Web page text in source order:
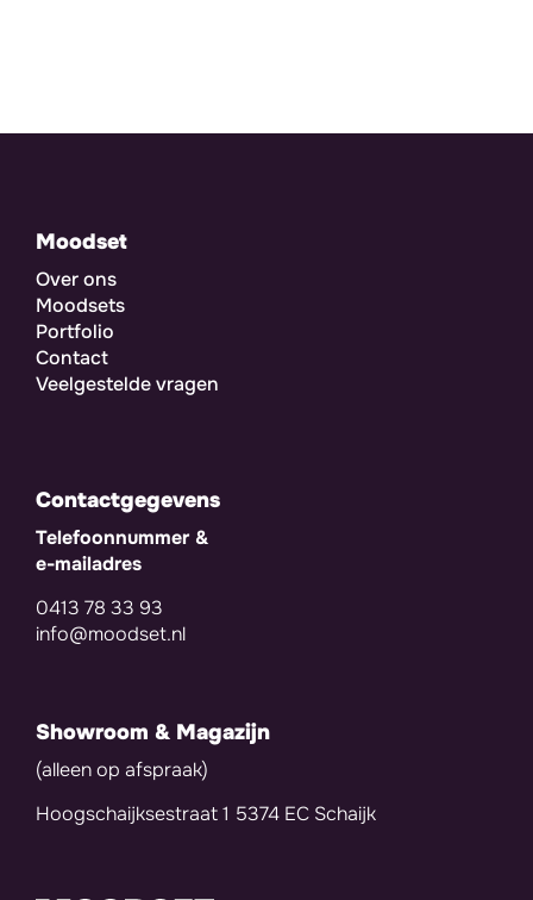
Moodset
Over ons
Moodsets
Portfolio
Contact
Veelgestelde vragen
Contactgegevens
Telefoonnummer &
e-mailadres
0413 78 33 93
info@moodset.nl
Showroom & Magazijn
(alleen op afspraak)
Hoogschaijksestraat 1 5374 EC Schaijk